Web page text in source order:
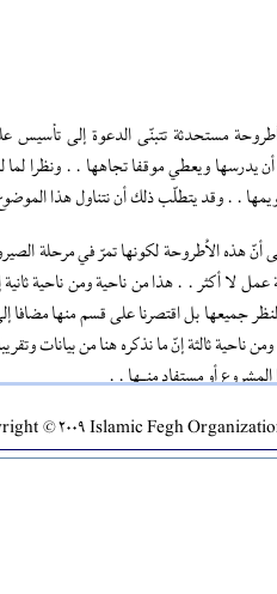
اُطروحة مستحدثة تتبنّى الدعوة إلى
يدرسها ويعطي موقفا تجاهها . . ونظرا لما
. . وقد يتطلّب ذلك أن نتناول هذا
أنّ هذه الاُطروحة لكونها تمرّ في مرحلة
لا أكثر . . هذا من ناحية ومن ناحية
جميعها بل اقتصرنا على قسم منها مضافا
ثالثة إنّ ما نذكره هنا من بيانات
أو مستفاد منـها . .
© 2009 Islamic Fegh